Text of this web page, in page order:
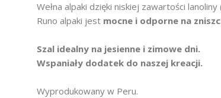
Wełna alpaki dzięki niskiej zawartości
Runo alpaki jest mocne i odporne na
Szal idealny na jesienne i zimowe dni.
Wspaniały dodatek do naszej kreacji.
Wyprodukowany w Peru.